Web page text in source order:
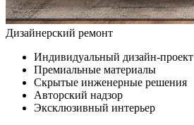
Дизайнерский ремонт
Индивидуальный дизайн-проект
Премиальные материалы
Скрытые инженерные решения
Авторский надзор
Эксклюзивный интерьер